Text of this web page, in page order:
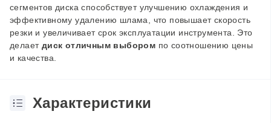
сегментов диска способствует улучшению охлаждения и
эффективному удалению шлама, что повышает скорость
резки и увеличивает срок эксплуатации инструмента. Это
делает диск отличным выбором по соотношению цены
и качества.
Характеристики